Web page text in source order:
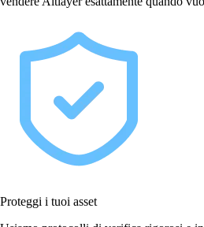
Proteggi i tuoi asset